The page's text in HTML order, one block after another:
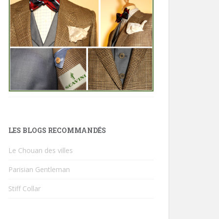
LES BLOGS RECOMMANDÉS
Le Chouan des villes
Parisian Gentleman
Stiff Collar